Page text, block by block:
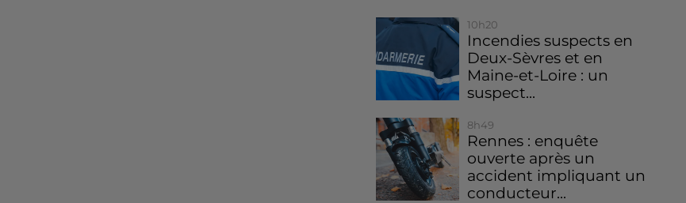
10h20
Incendies suspects en
Deux-Sèvres et en
Maine-et-Loire : un
suspect...
8h49
Rennes : enquête
ouverte après un
accident impliquant un
conducteur...